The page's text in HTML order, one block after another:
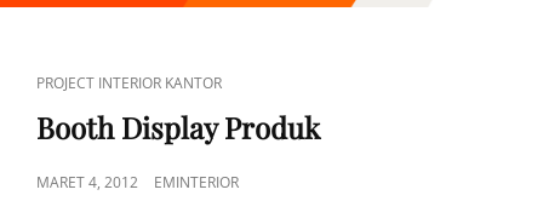
CAT
LINKS
PROJECT INTERIOR KANTOR
Booth Display Produk
POSTED
MARET 4, 2012 EMINTERIOR